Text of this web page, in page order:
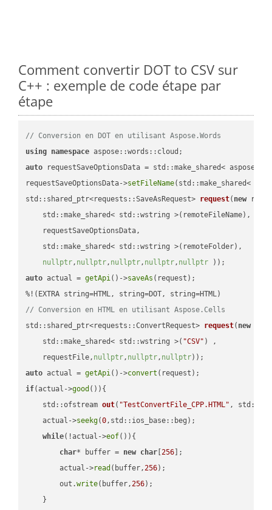
Comment convertir DOT to CSV sur
C++ : exemple de code étape par
étape
// Conversion en DOT en utilisant Aspose.Words
using namespace
auto requestSaveOptionsData = std::make_shared<
requestSaveOptionsData->setFileName(std::make_shared<
std::shared_ptr<requests::SaveAsRequest> request( new
    std::make_shared< std::wstring >(remoteFileName),
    requestSaveOptionsData,
    std::make_shared< std::wstring >(remoteFolder),
nullptr, nullptr, nullptr, nullptr, nullptr ))
auto actual = getApi()->saveAs (request);
// Conversion en HTML en utilisant Aspose.Cells
std::shared_ptr<requests::ConvertRequest> request( new
    std::make_shared< std::wstring >(
"CSV" ) ,
    requestFile,
nullptr, nullptr, nullptr))
auto actual = getApi()->convert
if(actual->good ()){
std::ofstream out( "TestConvertFile_CPP.HTML" ,
    actual->
seekg(0,std::ios_base::beg);
while(!actual->eof()){
char* buffer = new char [256 ];
        actual->
read (buffer,256);
        out.
write(buffer,256);
    }